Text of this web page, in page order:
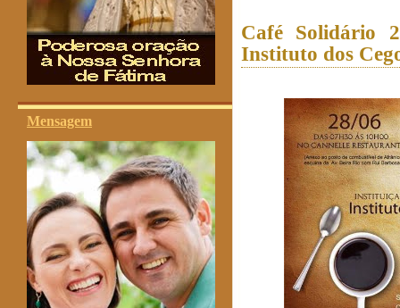
Mensagem
Café Solidário
Instituto dos